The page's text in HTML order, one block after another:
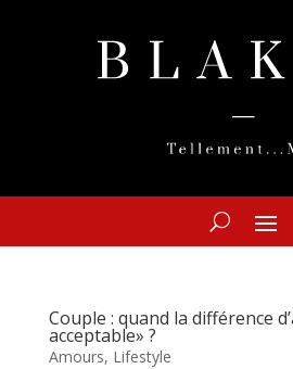
Couple : quand la différence
acceptable» ?
Amours, Lifestyle